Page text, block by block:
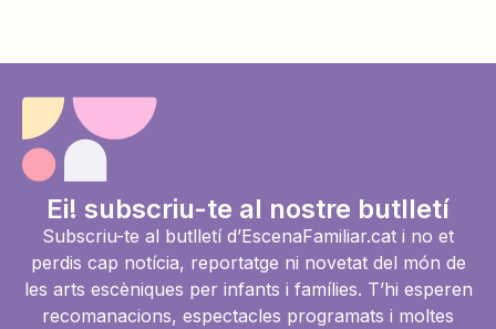
Ei! subscriu-te al nostre butlletí
Subscriu-te al butlletí d’EscenaFamiliar.cat i no et
perdis cap notícia, reportatge ni novetat del món de
les arts escèniques per infants i famílies. T’hi esperen
recomanacions, espectacles programats i moltes